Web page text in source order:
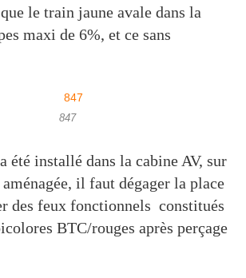
le train jaune avale dans la
maxi de 6%, et ce sans
847
été installé dans la cabine AV, sur
il faut dégager la place
des feux fonctionnels constitués
BTC/rouges après perçage